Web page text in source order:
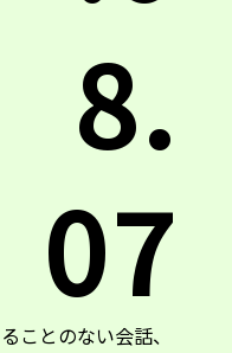
8.
07
ことのない会話、